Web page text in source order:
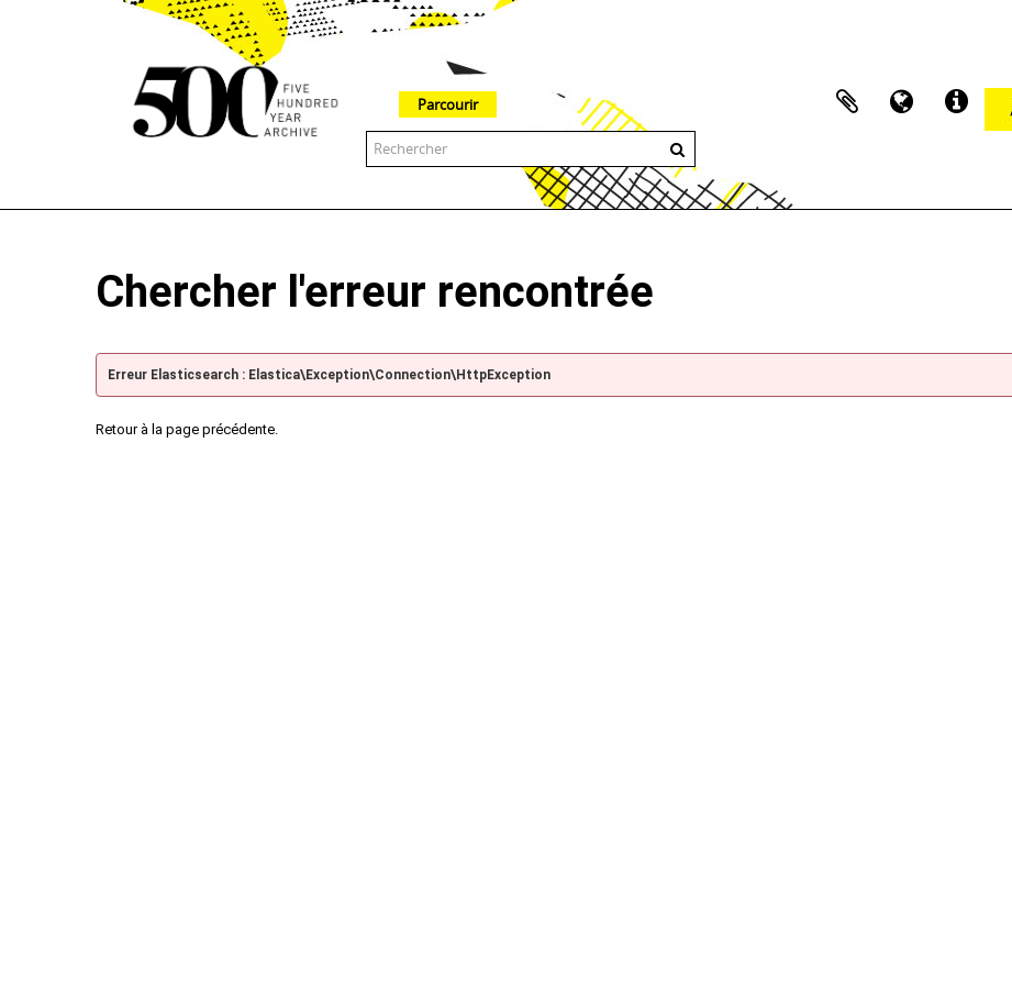
Parcourir
Chercher l'erreur rencontrée
Erreur Elasticsearch : Elastica\Exception\Connection\HttpException
Retour à la page précédente.